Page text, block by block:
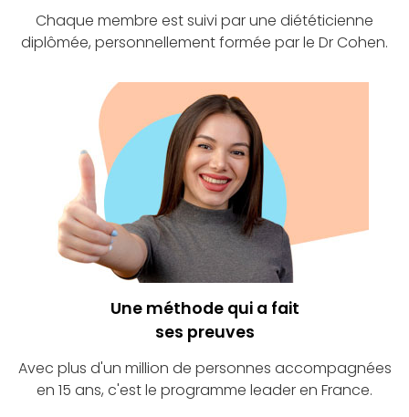
Chaque membre est suivi par une diététicienne
diplômée, personnellement formée par le Dr Cohen.
Une méthode qui a fait
ses preuves
Avec plus d'un million de personnes accompagnées
en 15 ans, c'est le programme leader en France.